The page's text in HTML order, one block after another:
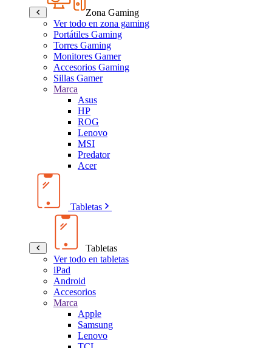
Zona Gaming
Ver todo en zona gaming
Portátiles Gaming
Torres Gaming
Monitores Gamer
Accesorios Gaming
Sillas Gamer
Marca
Asus
HP
ROG
Lenovo
MSI
Predator
Acer
Tabletas
Tabletas
Ver todo en tabletas
iPad
Android
Accesorios
Marca
Apple
Samsung
Lenovo